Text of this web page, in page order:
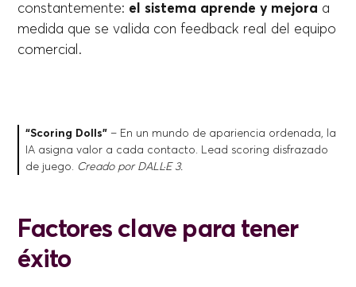
constantemente: el sistema aprende y mejora a
medida que se valida con feedback real del equipo
comercial.
“Scoring Dolls” – En un mundo de apariencia ordenada, la
IA asigna valor a cada contacto. Lead scoring disfrazado
de juego. Creado por DALL·E 3.
Factores clave para tener
éxito